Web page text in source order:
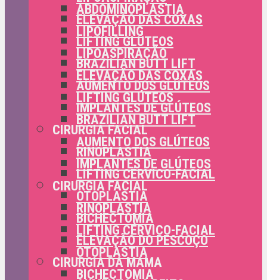
ELEVAÇÃO DAS COXAS
LIFTING GLÚTEOS
BRAZILIAN BUTT LIFT
AUMENTO DOS GLÚTEOS
IMPLANTES DE GLÚTEOS
CIRURGIA FACIAL
RINOPLASTIA
LIFTING CÉRVICO-FACIAL
OTOPLASTIA
BICHECTOMIA
ELEVAÇÃO DO PESCOÇO
CIRURGIA DA MAMA
ABDOMINOPLASTIA
LIPOFILLING
LIPOASPIRAÇÃO
ELEVAÇÃO DAS COXAS
LIFTING GLÚTEOS
BRAZILIAN BUTT LIFT
AUMENTO DOS GLÚTEOS
IMPLANTES DE GLÚTEOS
CIRURGIA FACIAL
RINOPLASTIA
LIFTING CÉRVICO-FACIAL
OTOPLASTIA
BICHECTOMIA